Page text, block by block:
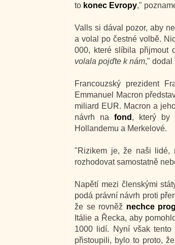
to konec Evropy,"
Valls si dával pozor, aby
a volal po čestné volbě.
000, které slíbila přijmout
volala pojďte k nám," dodal
Francouzský prezident
Emmanuel Macron
miliard EUR. Macron a
návrh nafond , který by
Hollandemu a Merkelové.
"Rizikem je, že naši lidé,
rozhodovat samostatně
Napětí mezi členskými
podá právní návrh proti
že se rovněž nechce
Itálie a Řecka, aby
1000 lidí. Nyní však tento
přistoupili, bylo to proto,